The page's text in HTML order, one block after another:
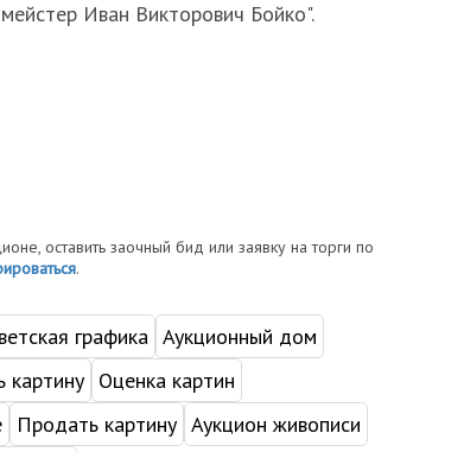
Иван Викторович Бойко".
оставить заочный бид или заявку на торги по
.
графика Аукционный дом
картину Оценка картин
Продать картину Аукцион живописи